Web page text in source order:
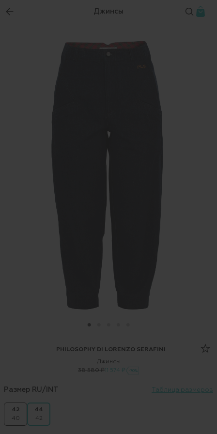
Джинсы
PHILOSOPHY DI LORENZO SERAFINI
Джинсы
38 580 ₽ 11 574 ₽ -70%
Размер RU/INT Таблица размеров
42
40
44
42